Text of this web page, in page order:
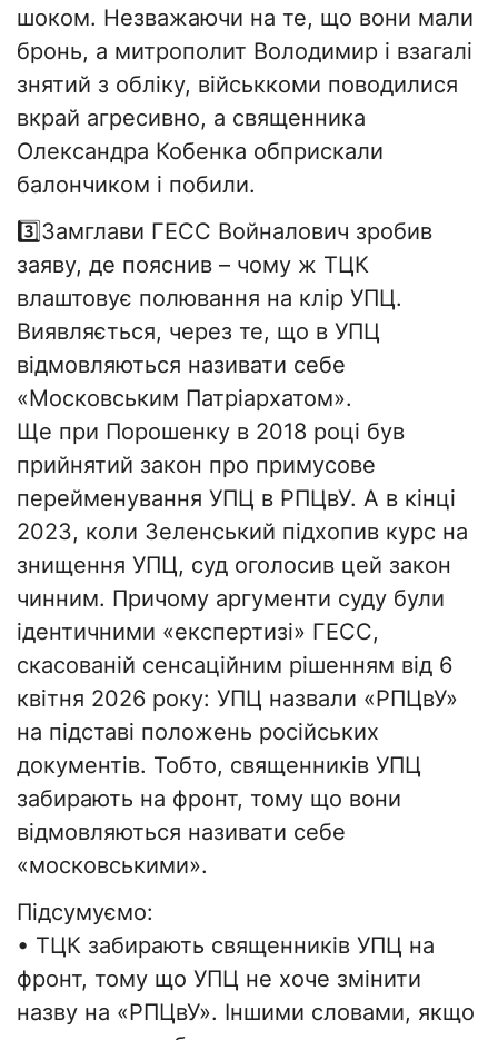
шоком. Незважаючи на те, що вони мали
бронь, а митрополит Володимир і взагалі
знятий з обліку, військкоми поводилися
вкрай агресивно, а священника
Олександра Кобенка обприскали
балончиком і побили.
3️⃣Замглави ГЕСС Войналович зробив
заяву, де пояснив – чому ж ТЦК
влаштовує полювання на клір УПЦ.
Виявляється, через те, що в УПЦ
відмовляються називати себе
«Московським Патріархатом».
Ще при Порошенку в 2018 році був
прийнятий закон про примусове
перейменування УПЦ в РПЦвУ. А в кінці
2023, коли Зеленський підхопив курс на
знищення УПЦ, суд оголосив цей закон
чинним. Причому аргументи суду були
ідентичними «експертизі» ГЕСС,
скасованій сенсаційним рішенням від 6
квітня 2026 року: УПЦ назвали «РПЦвУ»
на підставі положень російських
документів. Тобто, священників УПЦ
забирають на фронт, тому що вони
відмовляються називати себе
«московськими».
Підсумуємо:
• ТЦК забирають священників УПЦ на
фронт, тому що УПЦ не хоче змінити
назву на «РПЦвУ». Іншими словами, якщо